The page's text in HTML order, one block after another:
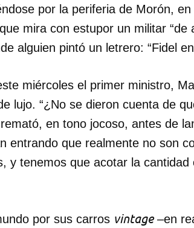
por la periferia de Morón,
mira con estupor un militar “de
alguien pintó un letrero: “Fidel
miércoles el primer ministro,
lujo. “¿No se dieron cuenta de
en tono jocoso, antes de
entrando que realmente no son
y tenemos que acotar la cantidad
por sus carros vintage–en